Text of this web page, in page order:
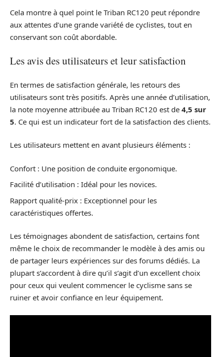
Cela montre à quel point le Triban RC120 peut répondre
aux attentes d’une grande variété de cyclistes, tout en
conservant son coût abordable.
Les avis des utilisateurs et leur satisfaction
En termes de satisfaction générale, les retours des
utilisateurs sont très positifs. Après une année d’utilisation,
la note moyenne attribuée au Triban RC120 est de 4,5 sur
5. Ce qui est un indicateur fort de la satisfaction des clients.
Les utilisateurs mettent en avant plusieurs éléments :
Confort : Une position de conduite ergonomique.
Facilité d’utilisation : Idéal pour les novices.
Rapport qualité-prix : Exceptionnel pour les
caractéristiques offertes.
Les témoignages abondent de satisfaction, certains font
même le choix de recommander le modèle à des amis ou
de partager leurs expériences sur des forums dédiés. La
plupart s’accordent à dire qu’il s’agit d’un excellent choix
pour ceux qui veulent commencer le cyclisme sans se
ruiner et avoir confiance en leur équipement.